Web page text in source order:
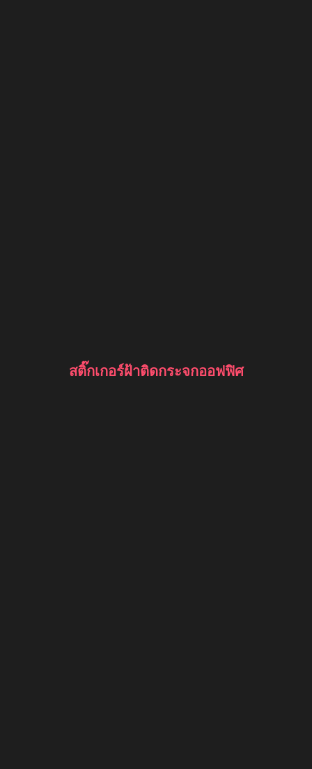
สติ๊กเกอร์ฝ้าติดกระจกออฟฟิศ